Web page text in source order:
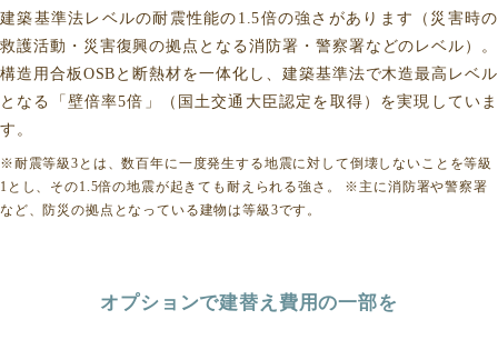
建築基準法レベルの耐震性能の1.5倍の強さがあります（災害時の
救護活動・災害復興の拠点となる消防署・警察署などのレベル）。
構造用合板OSBと断熱材を一体化し、建築基準法で木造最高レベル
となる「壁倍率5倍」（国土交通大臣認定を取得）を実現していま
す。
※耐震等級3とは、数百年に一度発生する地震に対して倒壊しないことを等級
1とし、その1.5倍の地震が起きても耐えられる強さ。 ※主に消防署や警察署
など、防災の拠点となっている建物は等級3です。
オプションで建替え費用の一部を